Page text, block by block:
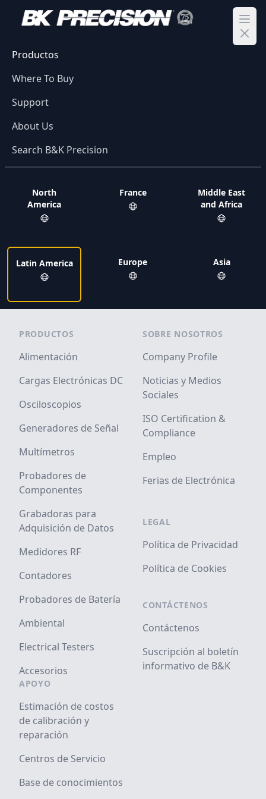
Productos
Where To Buy
Support
About Us
Search B&K Precision
North
America
Latin America
France
Europe
Middle East
and Africa
Asia
PRODUCTOS
Alimentación
Cargas Electrónicas DC
Osciloscopios
Generadores de Señal
Multímetros
Probadores de
Componentes
Grabadoras para
Adquisición de Datos
Medidores RF
Contadores
Probadores de Batería
Ambiental
Electrical Testers
Accesorios
APOYO
Estimación de costos
de calibración y
reparación
Centros de Servicio
Base de conocimientos
SOBRE NOSOTROS
Company Profile
Noticias y Medios
Sociales
ISO Certification &
Compliance
Empleo
Ferias de Electrónica
LEGAL
Política de Privacidad
Política de Cookies
CONTÁCTENOS
Contáctenos
Suscripción al boletín
informativo de B&K